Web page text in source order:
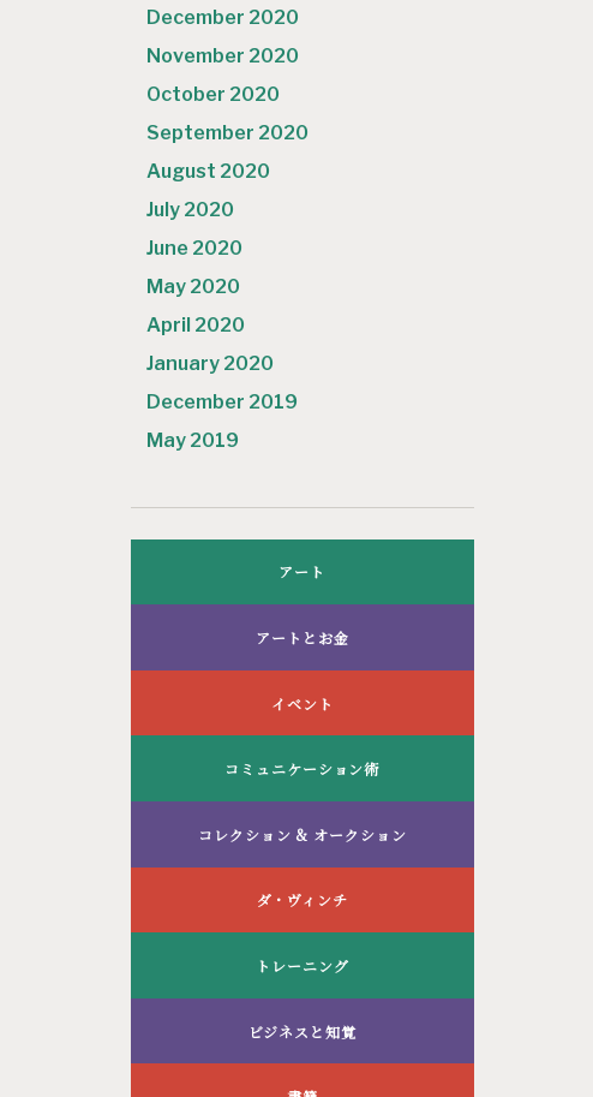
December 2020
November 2020
October 2020
September 2020
August 2020
July 2020
June 2020
May 2020
April 2020
January 2020
December 2019
May 2019
アート
アートとお金
イベント
コミュニケーション術
コレクション & オークション
ダ・ヴィンチ
トレーニング
ビジネスと知覚